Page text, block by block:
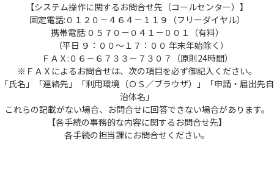
【システム操作に関するお問合せ先（コールセンター）】
固定電話:０１２０－４６４－１１９（フリーダイヤル）
携帯電話:０５７０－０４１－００１（有料）
（平日 ９：００～１７：００ 年末年始除く）
ＦＡＸ:０６－６７３３－７３０７（原則24時間）
※ＦＡＸによるお問合せは、次の項目を必ず御記入ください。
「氏名」「連絡先」「利用環境（ＯＳ／ブラウザ）」「申請・届出先自
治体名」
これらの記載がない場合、お問合せに回答できない場合があります。
【各手続の事務的な内容に関するお問合せ先】
各手続の担当課にお問合せください。